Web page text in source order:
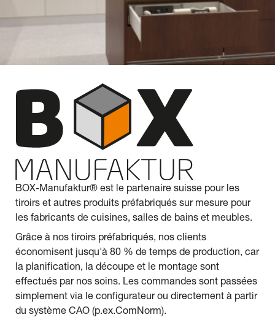
BOX-Manufaktur® est le partenaire suisse pour les
tiroirs et autres produits préfabriqués sur mesure pour
les fabricants de cuisines, salles de bains et meubles.
Grâce à nos tiroirs préfabriqués, nos clients
économisent jusqu'à 80 % de temps de production, car
la planification, la découpe et le montage sont
effectués par nos soins. Les commandes sont passées
simplement via le configurateur ou directement à partir
du système CAO (p.ex.ComNorm).